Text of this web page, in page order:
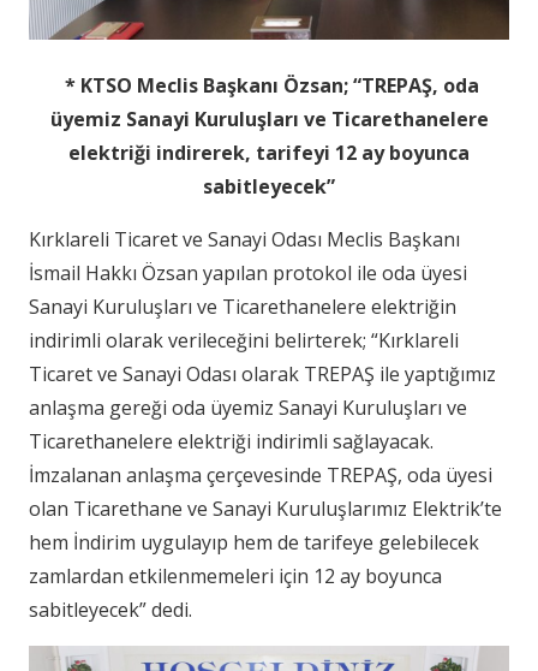
* KTSO Meclis Başkanı Özsan; “TREPAŞ, oda
üyemiz Sanayi Kuruluşları ve Ticarethanelere
elektriği indirerek, tarifeyi 12 ay boyunca
sabitleyecek”
Kırklareli Ticaret ve Sanayi Odası Meclis Başkanı
İsmail Hakkı Özsan yapılan protokol ile oda üyesi
Sanayi Kuruluşları ve Ticarethanelere elektriğin
indirimli olarak verileceğini belirterek; “Kırklareli
Ticaret ve Sanayi Odası olarak TREPAŞ ile yaptığımız
anlaşma gereği oda üyemiz Sanayi Kuruluşları ve
Ticarethanelere elektriği indirimli sağlayacak.
İmzalanan anlaşma çerçevesinde TREPAŞ, oda üyesi
olan Ticarethane ve Sanayi Kuruluşlarımız Elektrik’te
hem İndirim uygulayıp hem de tarifeye gelebilecek
zamlardan etkilenmemeleri için 12 ay boyunca
sabitleyecek” dedi.